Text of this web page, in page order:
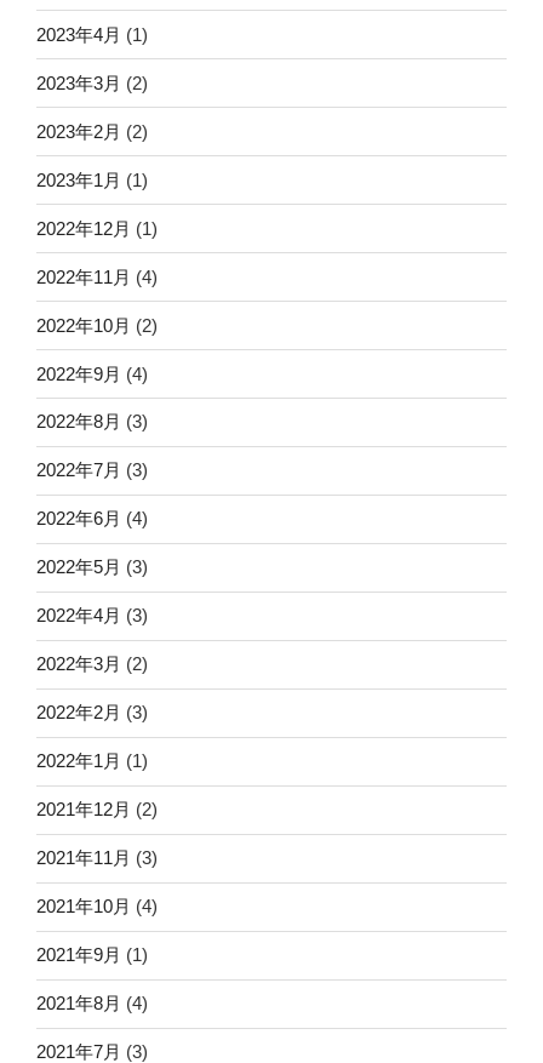
2023年4月 (1)
2023年3月 (2)
2023年2月 (2)
2023年1月 (1)
2022年12月 (1)
2022年11月 (4)
2022年10月 (2)
2022年9月 (4)
2022年8月 (3)
2022年7月 (3)
2022年6月 (4)
2022年5月 (3)
2022年4月 (3)
2022年3月 (2)
2022年2月 (3)
2022年1月 (1)
2021年12月 (2)
2021年11月 (3)
2021年10月 (4)
2021年9月 (1)
2021年8月 (4)
2021年7月 (3)